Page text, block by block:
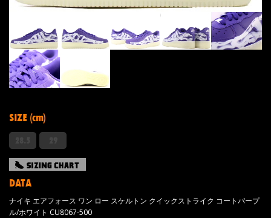
SIZE (cm)
DATA
ナイキ エアフォース ワン ロー スケルトン クイックストライク コートパープ
ル/ホワイト CU8067-500